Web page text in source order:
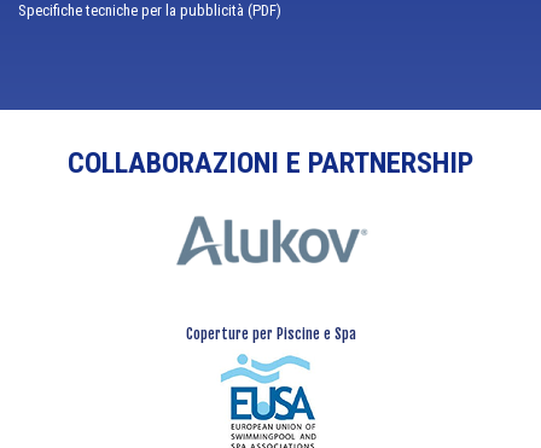
Specifiche tecniche per la pubblicità (PDF)
COLLABORAZIONI E PARTNERSHIP
Coperture per Piscine e Spa